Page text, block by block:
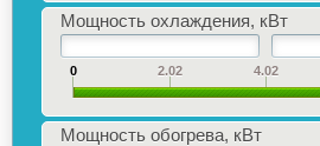
Мощность охлаждения, кВт
0 2.02 4.02
Мощность обогрева, кВт